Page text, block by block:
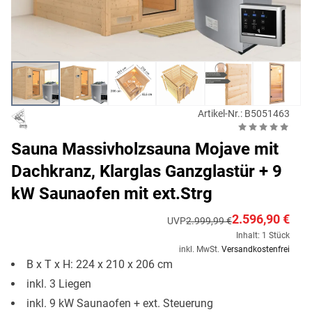
Artikel-Nr.: B5051463
Sauna Massivholzsauna Mojave mit
Dachkranz, Klarglas Ganzglastür + 9
kW Saunaofen mit ext.Strg
UVP2.999,99 €2.596,90 €
Inhalt: 1 Stück
inkl. MwSt. Versandkostenfrei
B x T x H: 224 x 210 x 206 cm
inkl. 3 Liegen
inkl. 9 kW Saunaofen + ext. Steuerung